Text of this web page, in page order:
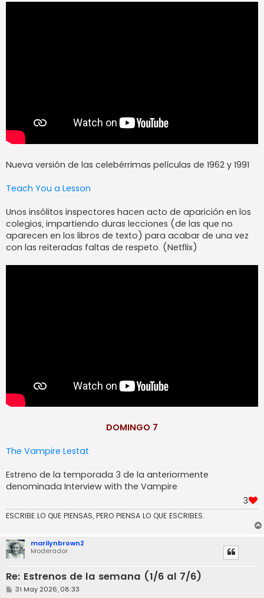
Nueva versión de las celebérrimas películas de 1962 y 1991
Teach You a Lesson
Unos insólitos inspectores hacen acto de aparición en los
colegios, impartiendo duras lecciones (de las que no
aparecen en los libros de texto) para acabar de una vez
con las reiteradas faltas de respeto. (Netflix)
DOMINGO 7
The Vampire Lestat
Estreno de la temporada 3 de la anteriormente
denominada Interview with the Vampire
3
ESCRIBE LO QUE PIENSAS, PERO PIENSA LO QUE ESCRIBES.
marilynbrown2
Moderador
Re: Estrenos de la semana (1/6 al 7/6)
M
31 May 2026, 08:33